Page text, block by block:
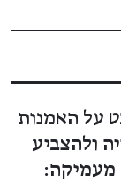
על האמנות
ולהצביע
מעמיקה: